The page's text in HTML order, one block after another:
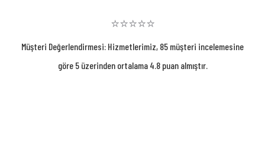
⭐⭐⭐⭐⭐
Müşteri Değerlendirmesi: Hizmetlerimiz, 85 müşteri incelemesine
göre 5 üzerinden ortalama 4.8 puan almıştır.